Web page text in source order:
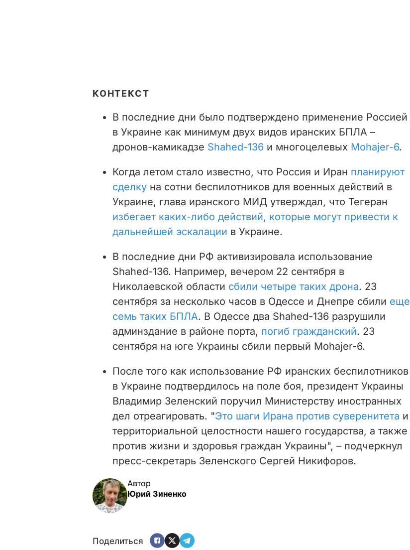
КОНТЕКСТ
В последние дни было подтверждено применение Россией
в Украине как минимум двух видов иранских БПЛА –
дронов-камикадзе Shahed-136 и многоцелевых Mohajer-6.
Когда летом стало известно, что Россия и Иран планируют
сделку на сотни беспилотников для военных действий в
Украине, глава иранского МИД утверждал, что Тегеран
избегает каких-либо действий, которые могут привести к
дальнейшей эскалации в Украине.
В последние дни РФ активизировала использование
Shahed-136. Например, вечером 22 сентября в
Николаевской области сбили четыре таких дрона. 23
сентября за несколько часов в Одессе и Днепре сбили еще
семь таких БПЛА. В Одессе два Shahed-136 разрушили
админздание в районе порта, погиб гражданский. 23
сентября на юге Украины сбили первый Mohajer-6.
После того как использование РФ иранских беспилотников
в Украине подтвердилось на поле боя, президент Украины
Владимир Зеленский поручил Министерству иностранных
дел отреагировать. "Это шаги Ирана против суверенитета и
территориальной целостности нашего государства, а также
против жизни и здоровья граждан Украины", – подчеркнул
пресс-секретарь Зеленского Сергей Никифоров.
Автор
Юрий Зиненко
Поделиться